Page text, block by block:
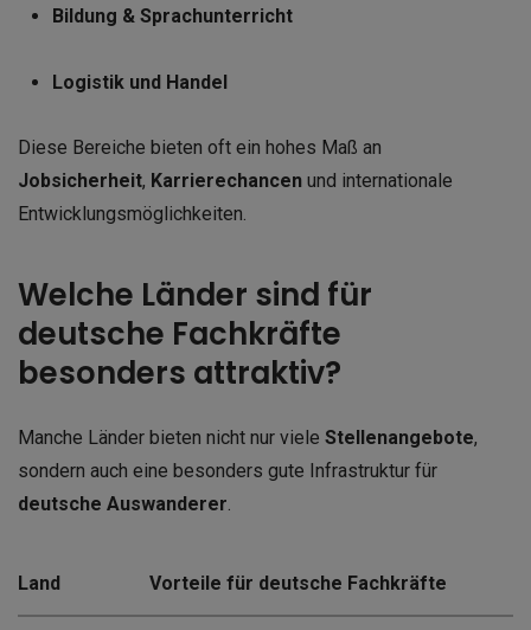
Bildung & Sprachunterricht
Logistik und Handel
Diese Bereiche bieten oft ein hohes Maß an
Jobsicherheit, Karrierechancen und internationale
Entwicklungsmöglichkeiten.
Welche Länder sind für
deutsche Fachkräfte
besonders attraktiv?
Manche Länder bieten nicht nur viele Stellenangebote,
sondern auch eine besonders gute Infrastruktur für
deutsche Auswanderer.
Land Vorteile für deutsche Fachkräfte